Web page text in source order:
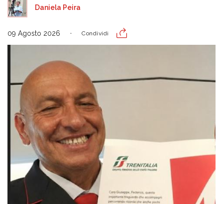
Daniela Peira
09 Agosto 2026 Condividi